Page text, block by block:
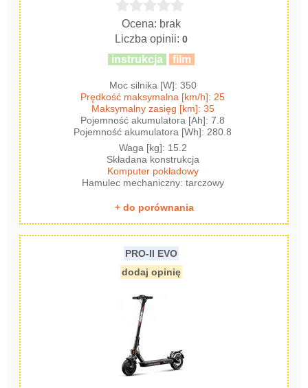
Ocena: brak
Liczba opinii:0
instrukcja film
Moc silnika [W]: 350
Prędkość maksymalna [km/h]: 25
Maksymalny zasięg [km]: 35
Pojemność akumulatora [Ah]: 7.8
Pojemność akumulatora [Wh]: 280.8
Waga [kg]: 15.2
Składana konstrukcja
Komputer pokładowy
Hamulec mechaniczny: tarczowy
+ do porównania
PRO-II EVO
dodaj opinię